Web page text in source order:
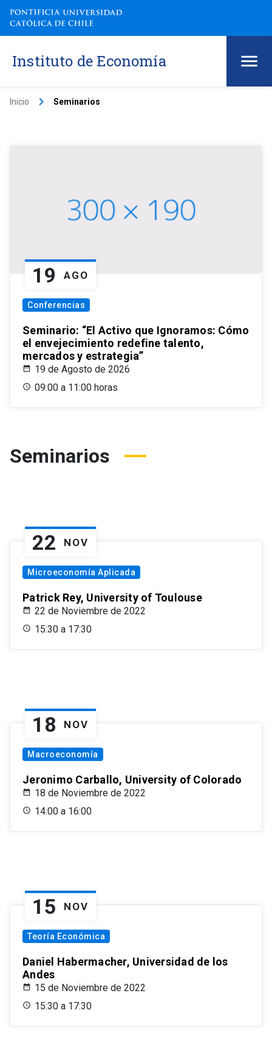
Instituto de Economía
Inicio keyboard_arrow_right Seminarios
19 AGO
Conferencias
Seminario: “El Activo que Ignoramos: Cómo
el envejecimiento redefine talento,
mercados y estrategia”
19 de Agosto de 2026
09:00 a 11:00 horas
Seminarios
22 NOV
Microeconomía Aplicada
Patrick Rey, University of Toulouse
22 de Noviembre de 2022
15:30 a 17:30
18 NOV
Macroeconomía
Jeronimo Carballo, University of Colorado
18 de Noviembre de 2022
14:00 a 16:00
15 NOV
Teoría Económica
Daniel Habermacher, Universidad de los
Andes
15 de Noviembre de 2022
15:30 a 17:30